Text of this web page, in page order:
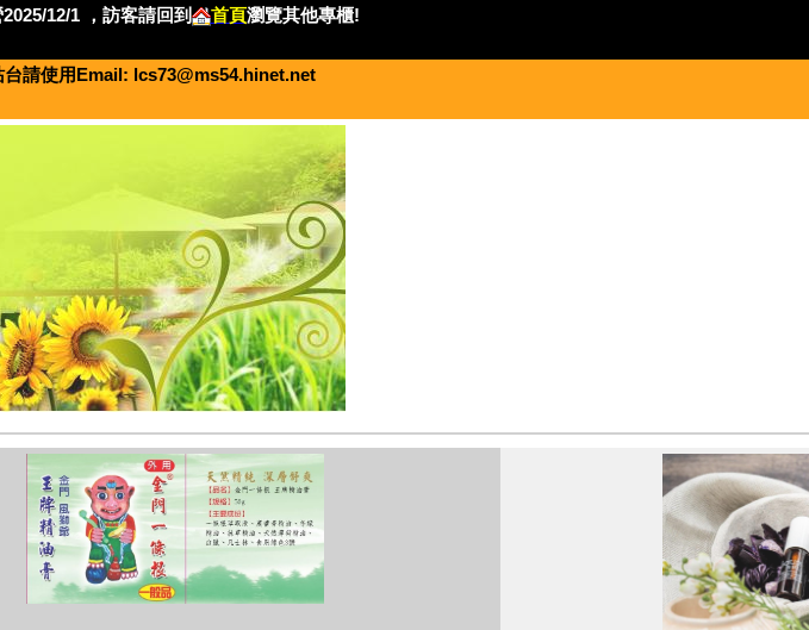
12/1 ，訪客請回到 首頁瀏覽其他專櫃!
請使用Email: lcs73@ms54.hinet.net